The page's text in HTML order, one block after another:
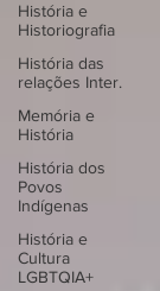
História e
Historiografia
História das
relações Inter.
Memória e
História
História dos
Povos
Indígenas
História e
Cultura
LGBTQIA+